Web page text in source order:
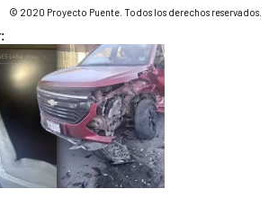
© 2020 Proyecto Puente. Todos los derechos reservados.